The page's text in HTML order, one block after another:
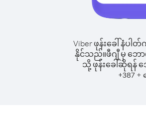
Viber ဖုန်းခေါ်နံပ
နိုင်သည်။ဖီဂျီ မှ ဘေ
သို့ ဖုန်းခေါ်ဆိုရန်
+387+